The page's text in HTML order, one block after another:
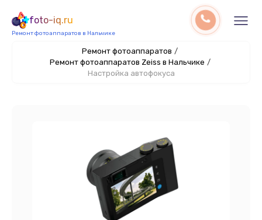
foto-iq.ru
Ремонт фотоаппаратов в Нальчике
Ремонт фотоаппаратов /
Ремонт фотоаппаратов Zeiss в Нальчике /
Настройка автофокуса